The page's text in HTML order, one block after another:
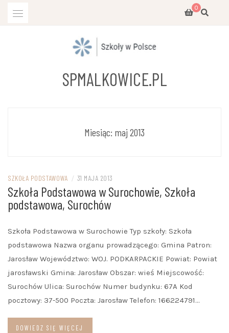
0
SPMALKOWICE.PL
Miesiąc: maj 2013
SZKOŁA PODSTAWOWA / 31 MAJA 2013
Szkoła Podstawowa w Surochowie, Szkoła
podstawowa, Surochów
Szkoła Podstawowa w Surochowie Typ szkoły: Szkoła
podstawowa Nazwa organu prowadzącego: Gmina Patron:
Jarosław Województwo: WOJ. PODKARPACKIE Powiat: Powiat
jarosławski Gmina: Jarosław Obszar: wieś Miejscowość:
Surochów Ulica: Surochów Numer budynku: 67A Kod
pocztowy: 37-500 Poczta: Jarosław Telefon: 166224791…
DOWIEDZ SIĘ WIĘCEJ